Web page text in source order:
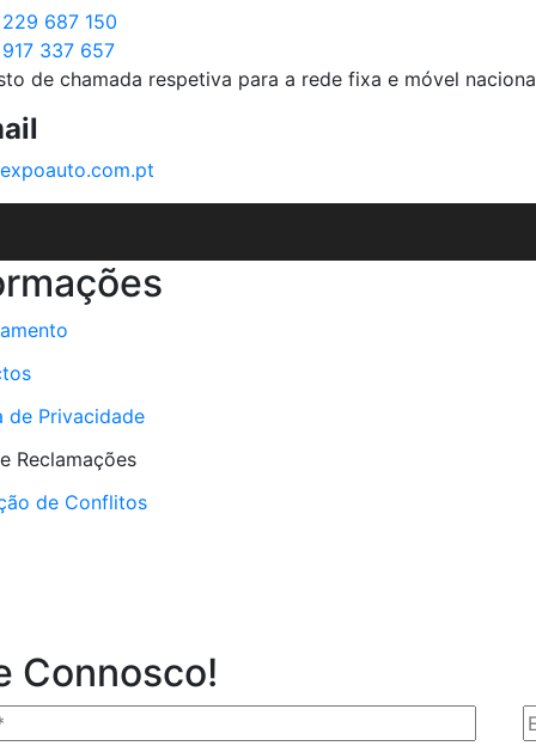
687 150
337 657
de chamada respetiva para a rede fixa e móvel
de Privacidade
Reclamações
de Conflitos
Connosco!